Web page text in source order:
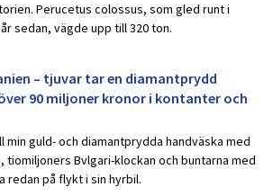
Perucetus colossus, som gled runt i
sedan, vägde upp till 320 ton.
– tjuvar tar en diamantprydd
90 miljoner kronor i kontanter och
min guld- och diamantprydda handväska med
tiomiljoners Bvlgari-klockan och buntarna med
redan på flykt i sin hyrbil.